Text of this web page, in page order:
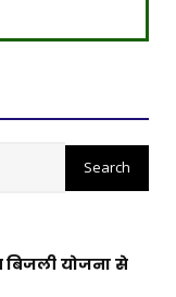
की
बिजली योजना से